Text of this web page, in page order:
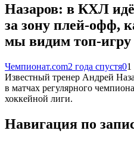
Назаров: в КХЛ
за зону плей-офф,
мы видим топ-игру
Чемпионат.com2 года спустя0
Известный тренер Андрей
в матчах регулярного
хоккейной лиги.
Навигация по